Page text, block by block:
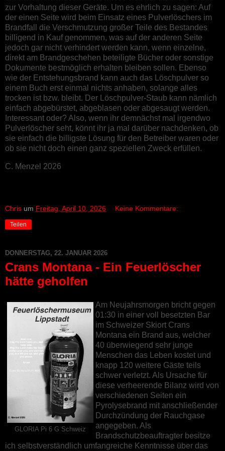
zur Vorhaltung dieser Geräte. Um es ehrlich zu sagen: Auf
der einen Seite wird beim Einsatz eines Pulverlöschers im
Brandfall die Verschmutzung großer Teile des Bestandes
billigend in Kauf genommen, was auf der anderen Seite
jedoch gar nicht verhindert werden kann, wenn einzelne,
direkt am Brandgeschehen beteiligte Bücher oder sonstige
Dokumente bestmöglich erhalten bleiben sollen. Ebenso
wie der Entstehungsbrand kann auch das Löschpulver so
einem Buch erst einmal nichts anhaben, solange alles
trocken ist bzw. bleibt. Der Löschpulver-Staub kann nämlich
einfach abgebürstet, abgeblasen oder abgesaugt werden.
Interessant oder? Also, wenn ihr demnächst mal irgendwo
Pulverlöscher seht, könnt ihr ja mal darüber nachdenken, ob
sie einfach die billigste Lösung für den Betreiber waren oder
ob sie nicht doch einen ganz speziellen Zweck erfüllen.
C. Menzel 2026
Chris um Freitag, April 10, 2026 Keine Kommentare:
Teilen
DONNERSTAG, 22. JANUAR 2026
Crans Montana - Ein Feuerlöscher
hätte geholfen
GLORIA Pi 6 G Schweiz
Am Neujahrsmorgen bricht gegen
01:30 in einer voll besetzten Bar
im Schweizer Skiort Crans
Montana ein Brand aus, welcher
40 überwiegend sehr junge
Menschen das Leben kostet und
knapp 120 weitere Gäste teils
schwer verletzt. Als Ursache für
diese verheerende Bilanz wird von
verschiedenen Seiten ein
Pyrolysebrand mit anschließender
Durchzündung der Rauchgase
angegeben. Als
Brandschutzbeauftragter besitze
ich selbstverständlich umfangreiche Kenntnisse über das